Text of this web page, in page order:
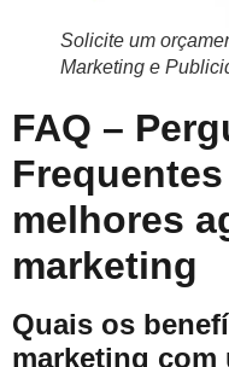
Solicite um
Marketing e
FAQ –
melhores
marketing
Quais os
marketing com